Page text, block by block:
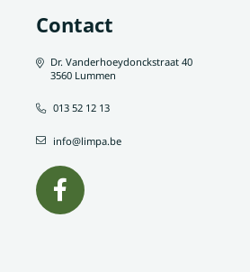
Contact
Dr. Vanderhoeydonckstraat 40
3560 Lummen
013 52 12 13
info@limpa.be